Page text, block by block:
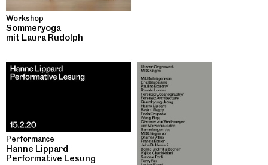
Workshop
Sommeryoga
mit Laura Rudolph
Performance
Hanne Lippard
Performative Lesung